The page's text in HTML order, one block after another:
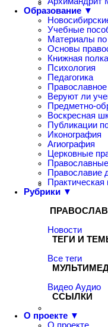
Образование ▼
Учебные
Материалы
Основы
Книжная полка
Психология
Педагогика
Веруют ли
Предметно-
Воскресная
Публикации
Иконография
Агиография
Церковные
Православие
Практическая
Рубрики ▼
Новости
ТЕГИ И
Все теги
Видео Аудио
ССЫЛКИ
О проекте ▼